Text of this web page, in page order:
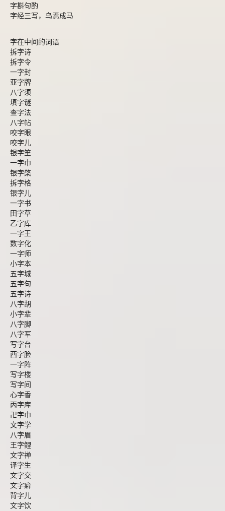
字斟句酌
字经三写，乌焉成马
字在中间的词语
拆字诗
拆字令
一字封
亚字牌
八字须
填字谜
查字法
八字帖
咬字眼
咬字儿
银字笙
一字巾
银字棨
拆字格
银字儿
一字书
田字草
乙字库
一字王
数字化
一字师
小字本
五字城
五字句
五字诗
八字胡
小字辈
八字脚
八字军
写字台
西字脸
一字阵
写字楼
写字间
心字香
丙字库
卍字巾
文字学
八字眉
王字鲤
文字禅
译字生
文字交
文字癖
背字儿
文字饮